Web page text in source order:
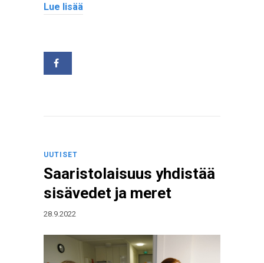
Lue lisää
UUTISET
Saaristolaisuus yhdistää
sisävedet ja meret
28.9.2022